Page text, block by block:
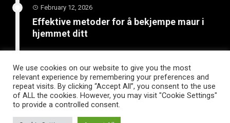
February 12, 2026
Effektive metoder for å bekjempe maur i
hjemmet ditt
Unngå katastrofe på vinterveiene med
riktige vinterdekk til tilhenger
We use cookies on our website to give you the most
relevant experience by remembering your preferences and
repeat visits. By clicking “Accept All”, you consent to the use
of ALL the cookies. However, you may visit "Cookie Settings"
to provide a controlled consent.